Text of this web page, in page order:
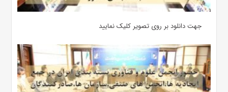
جهت دانلود بر روی تصویر کلیک نمایید